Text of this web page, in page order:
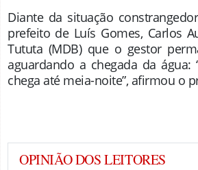
Diante da situação
prefeito de Luís Gomes, Carlos
Tututa (MDB) que o gestor
aguardando a chegada da água:
chega até meia-noite”, afirmou o
OPINIÃO DOS LEITORES